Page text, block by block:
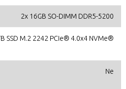
2x 16GB SO-DIMM DDR5-5200
SSD M.2 2242 PCIe® 4.0x4 NVMe®
Ne